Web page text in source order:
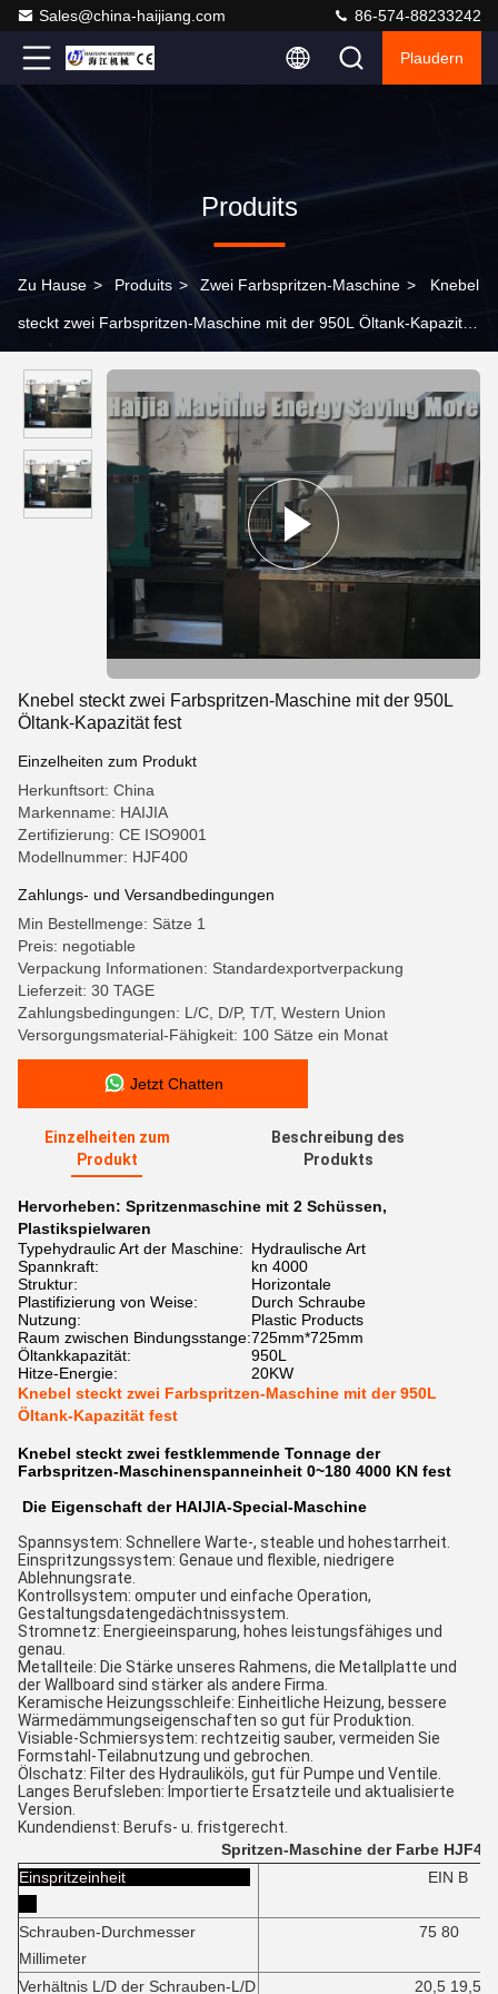
Sales@china-haijiang.com 86-574-88233242
Plaudern
Produits
Zu Hause > Produits > Zwei Farbspritzen-Maschine > Knebel
steckt zwei Farbspritzen-Maschine mit der 950L Öltank-Kapazität
Knebel steckt zwei Farbspritzen-Maschine mit der 950L
Öltank-Kapazität fest
Einzelheiten zum Produkt
Herkunftsort: China
Markenname: HAIJIA
Zertifizierung: CE ISO9001
Modellnummer: HJF400
Zahlungs- und Versandbedingungen
Min Bestellmenge: Sätze 1
Preis: negotiable
Verpackung Informationen: Standardexportverpackung
Lieferzeit: 30 TAGE
Zahlungsbedingungen: L/C, D/P, T/T, Western Union
Versorgungsmaterial-Fähigkeit: 100 Sätze ein Monat
Jetzt Chatten
Einzelheiten zum
Produkt
Beschreibung des
Produkts
Hervorheben: Spritzenmaschine mit 2 Schüssen,
Plastikspielwaren
Typehydraulic Art der Maschine: Hydraulische Art
Spannkraft:
kn 4000
Struktur:
Horizontale
Plastifizierung von Weise:
Durch Schraube
Nutzung:
Plastic Products
Raum zwischen Bindungsstange:725mm*725mm
Öltankkapazität:
950L
Hitze-Energie:
20KW
Knebel steckt zwei Farbspritzen-Maschine mit der 950L
Öltank-Kapazität fest
Knebel steckt zwei festklemmende Tonnage der
Farbspritzen-Maschinenspanneinheit 0~180 4000 KN fest
Die Eigenschaft der HAIJIA-Special-Maschine
Spannsystem: Schnellere Warte-, steable und hohestarrheit.
Einspritzungssystem: Genaue und flexible, niedrigere
Ablehnungsrate.
Kontrollsystem: omputer und einfache Operation,
Gestaltungsdatengedächtnissystem.
Stromnetz: Energieeinsparung, hohes leistungsfähiges und
genau.
Metallteile: Die Stärke unseres Rahmens, die Metallplatte und
der Wallboard sind stärker als andere Firma.
Keramische Heizungsschleife: Einheitliche Heizung, bessere
Wärmedämmungseigenschaften so gut für Produktion.
Visiable-Schmiersystem: rechtzeitig sauber, vermeiden Sie
Formstahl-Teilabnutzung und gebrochen.
Ölschatz: Filter des Hydrauliköls, gut für Pumpe und Ventile.
Langes Berufsleben: Importierte Ersatzteile und aktualisierte
Version.
Kundendienst: Berufs- u. fristgerecht.
Spritzen-Maschine der Farbe
Einspritzeinheit
EIN B
Schrauben-Durchmesser
Millimeter
75 80
Verhältnis L/D der Schrauben-L/D 20,5 19,5